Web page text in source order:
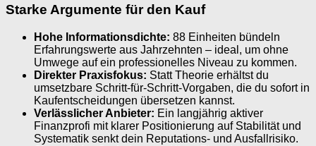
Starke Argumente für den Kauf
Hohe Informationsdichte: 88 Einheiten bündeln
Erfahrungswerte aus Jahrzehnten – ideal, um ohne
Umwege auf ein professionelles Niveau zu kommen.
Direkter Praxisfokus: Statt Theorie erhältst du
umsetzbare Schritt-für-Schritt-Vorgaben, die du sofort in
Kaufentscheidungen übersetzen kannst.
Verlässlicher Anbieter: Ein langjährig aktiver
Finanzprofi mit klarer Positionierung auf Stabilität und
Systematik senkt dein Reputations- und Ausfallrisiko.